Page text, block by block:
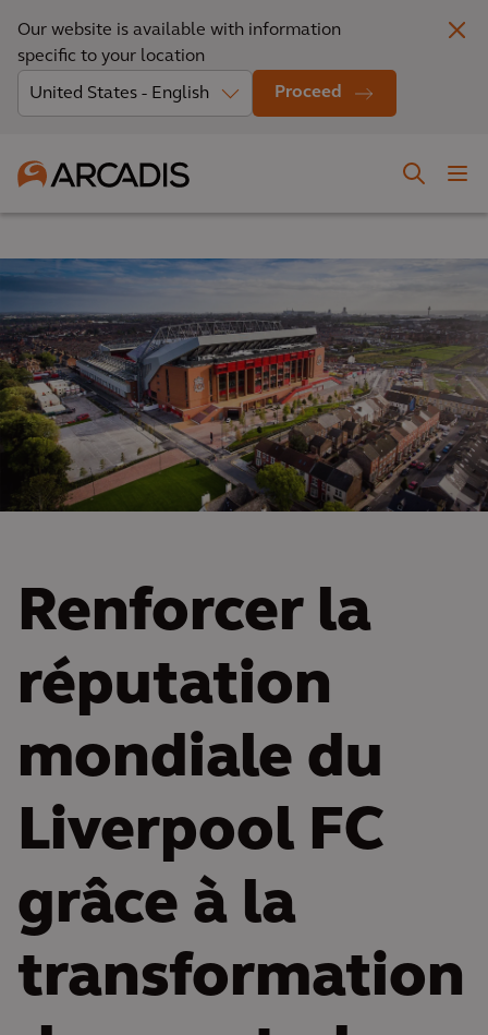
Our website is available with information
specific to your location
Proceed
Renforcer la
réputation
mondiale du
Liverpool FC
grâce à la
transformation